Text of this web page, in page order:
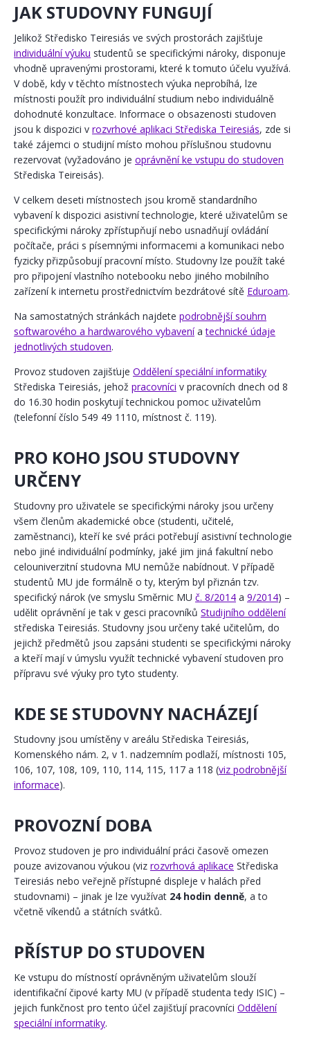
JAK STUDOVNY FUNGUJÍ
Jelikož Středisko Teiresiás ve svých prostorách zajišťuje
individuální výuku studentů se specifickými nároky, disponuje
vhodně upravenými prostorami, které k tomuto účelu využívá.
V době, kdy v těchto místnostech výuka neprobíhá, lze
místnosti použít pro individuální studium nebo individuálně
dohodnuté konzultace. Informace o obsazenosti studoven
jsou k dispozici v rozvrhové aplikaci Střediska Teiresiás, zde si
také zájemci o studijní místo mohou příslušnou studovnu
rezervovat (vyžadováno je oprávnění ke vstupu do studoven
Střediska Teireisás).
V celkem deseti místnostech jsou kromě standardního
vybavení k dispozici asistivní technologie, které uživatelům se
specifickými nároky zpřístupňují nebo usnadňují ovládání
počítače, práci s písemnými informacemi a komunikaci nebo
fyzicky přizpůsobují pracovní místo. Studovny lze použít také
pro připojení vlastního notebooku nebo jiného mobilního
zařízení k internetu prostřednictvím bezdrátové sítě Eduroam.
Na samostatných stránkách najdete podrobnější souhrn
softwarového a hardwarového vybaveníatechnické údaje
jednotlivých studoven.
Provoz studoven zajišťuje Oddělení speciální informatiky
Střediska Teiresiás, jehož pracovníci v pracovních dnech od 8
do 16.30 hodin poskytují technickou pomoc uživatelům
(telefonní číslo 549 49 1110, místnost č. 119).
PRO KOHO JSOU STUDOVNY
URČENY
Studovny pro uživatele se specifickými nároky jsou určeny
všem členům akademické obce (studenti, učitelé,
zaměstnanci), kteří ke své práci potřebují asistivní technologie
nebo jiné individuální podmínky, jaké jim jiná fakultní nebo
celouniverzitní studovna MU nemůže nabídnout. V případě
studentů MU jde formálně o ty, kterým byl přiznán tzv.
specifický nárok (ve smyslu Směrnic MU č. 8/2014 a 9/2014) –
udělit oprávnění je tak v gesci pracovníků Studijního oddělení
střediska Teiresiás. Studovny jsou určeny také učitelům, do
jejichž předmětů jsou zapsáni studenti se specifickými nároky
a kteří mají v úmyslu využít technické vybavení studoven pro
přípravu své výuky pro tyto studenty.
KDE SE STUDOVNY NACHÁZEJÍ
Studovny jsou umístěny v areálu Střediska Teiresiás,
Komenského nám. 2, v 1. nadzemním podlaží, místnosti 105,
106, 107, 108, 109, 110, 114, 115, 117 a 118 (viz podrobnější
informace).
PROVOZNÍ DOBA
Provoz studoven je pro individuální práci časově omezen
pouze avizovanou výukou (viz rozvrhová aplikace Střediska
Teiresiás nebo veřejně přístupné displeje v halách před
studovnami) – jinak je lze využívat 24 hodin denně, a to
včetně víkendů a státních svátků.
PŘÍSTUP DO STUDOVEN
Ke vstupu do místností oprávněným uživatelům slouží
identifikační čipové karty MU (v případě studenta tedy ISIC) –
jejich funkčnost pro tento účel zajišťují pracovníci Oddělení
speciální informatiky.